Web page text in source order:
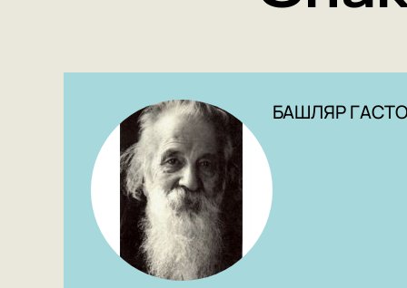
БАШЛЯР